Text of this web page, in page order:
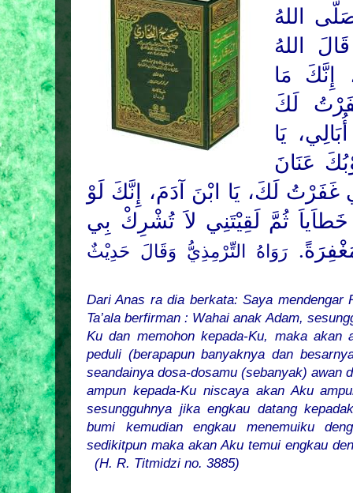
اللهُ
اللهُ
إِنَّكَ مَا
لَكَ
يَا
عَنَانَ
غَفَرْتُ لَكَ، يَا ابْنَ آدَمَ، إِنَّكَ لَوْ
ثُمَّ لَقِيْتَنِي لاَ تُشْرِكْ بِي
رَوَاهُ التِّرْمِذِيُّ وَقَالَ حَدِيْثٌ
Dari Anas ra dia berkata: Saya mendengar
Ta’ala berfirman : Wahai anak Adam,
Ku dan memohon kepada-Ku, maka akan
peduli (berapapun banyaknya dan
seandainya dosa-dosamu (sebanyak) awan
ampun kepada-Ku niscaya akan Aku
sesungguhnya jika engkau datang
bumi kemudian engkau menemuiku
sedikitpun maka akan Aku temui engkau
(H. R. Titmidzi no. 3885)